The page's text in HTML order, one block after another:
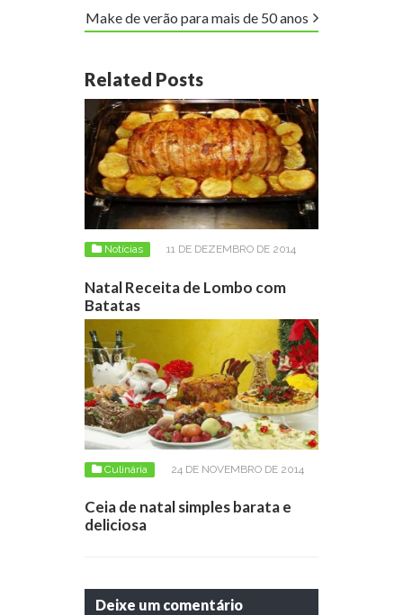
Make de verão para mais de 50 anos
Related Posts
Notícias 11 DE DEZEMBRO DE 2014
Natal Receita de Lombo com
Batatas
Culinária 24 DE NOVEMBRO DE 2014
Ceia de natal simples barata e
deliciosa
Deixe um comentário